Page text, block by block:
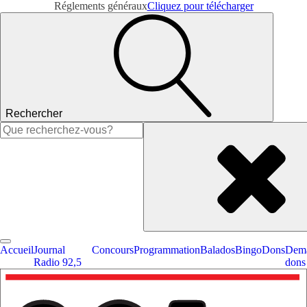
Réglements générauxCliquez pour télécharger
Rechercher
Rechercher :
AccueilJournal
Radio 92,5
ConcoursProgrammationBaladosBingoDons
dons